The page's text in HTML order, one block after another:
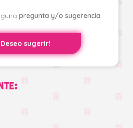
pregunta y/o sugerencia.
sugerir!